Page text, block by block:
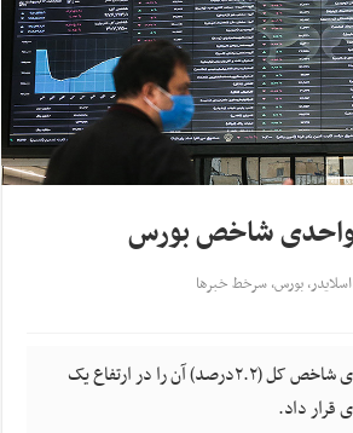
اسلایدر,بورس,سرخط خبرها
افت ۲۸هزار و ۲۴۱واحدی شاخص کل (۲.۲درصد) آن را در ارتفاع یک